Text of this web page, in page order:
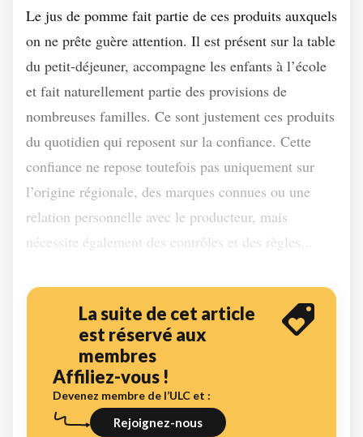
Le jus de pomme fait partie de ces produits auxquels
on ne prête guère attention. Il est présent sur la table
du petit-déjeuner, accompagne les enfants à l’école
et fait naturellement partie des provisions de
nombreuses familles. Ce sont justement ces produits
du quotidien qui reposent sur la confiance. Cette
confiance ne repose toutefois pas uniquement sur
l’origine régionale, des marques connues ou une
relation personnelle avec le producteur, mais
nécessite également des contrôles et des règles...
La suite de cet article
est réservé aux
membres
Affiliez-vous !
Devenez membre de l’ULC et :
Rejoignez-nous